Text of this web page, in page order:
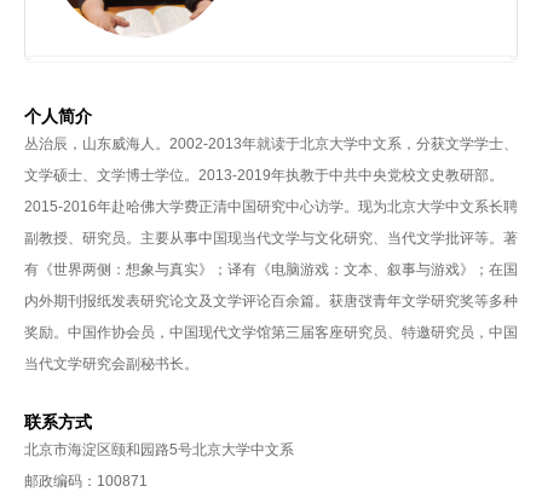
伍
新
公
教
学
个人简介
丛治辰，山东威海人。2002-2013年就读于北京大学中文系，分获文学学士、
文学硕士、文学博士学位。2013-2019年执教于中共中央党校文史教研部。
2015-2016年赴哈佛大学费正清中国研究中心访学。现为北京大学中文系长聘
副教授、研究员。主要从事中国现当代文学与文化研究、当代文学批评等。著
有《世界两侧：想象与真实》；译有《电脑游戏：文本、叙事与游戏》；在国
内外期刊报纸发表研究论文及文学评论百余篇。获唐弢青年文学研究奖等多种
奖励。中国作协会员，中国现代文学馆第三届客座研究员、特邀研究员，中国
当代文学研究会副秘书长。
联系方式
北京市海淀区颐和园路5号北京大学中文系
邮政编码：100871